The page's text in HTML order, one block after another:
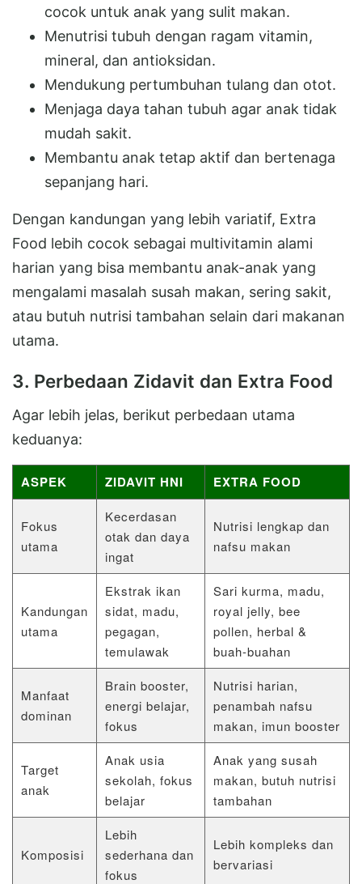
cocok untuk anak yang sulit makan.
Menutrisi tubuh dengan ragam vitamin,
mineral, dan antioksidan.
Mendukung pertumbuhan tulang dan otot.
Menjaga daya tahan tubuh agar anak tidak
mudah sakit.
Membantu anak tetap aktif dan bertenaga
sepanjang hari.
Dengan kandungan yang lebih variatif, Extra
Food lebih cocok sebagai multivitamin alami
harian yang bisa membantu anak-anak yang
mengalami masalah susah makan, sering sakit,
atau butuh nutrisi tambahan selain dari makanan
utama.
3. Perbedaan Zidavit dan Extra Food
Agar lebih jelas, berikut perbedaan utama
keduanya:
ASPEK ZIDAVIT HNI EXTRA FOOD
Fokus
utama
Kecerdasan
otak dan daya
ingat
Nutrisi lengkap dan
nafsu makan
Kandungan
utama
Ekstrak ikan
sidat, madu,
pegagan,
temulawak
Sari kurma, madu,
royal jelly, bee
pollen, herbal &
buah-buahan
Manfaat
dominan
Brain booster,
energi belajar,
fokus
Nutrisi harian,
penambah nafsu
makan, imun booster
Target
anak
Anak usia
sekolah, fokus
belajar
Anak yang susah
makan, butuh nutrisi
tambahan
Komposisi
Lebih
sederhana dan
fokus
Lebih kompleks dan
bervariasi